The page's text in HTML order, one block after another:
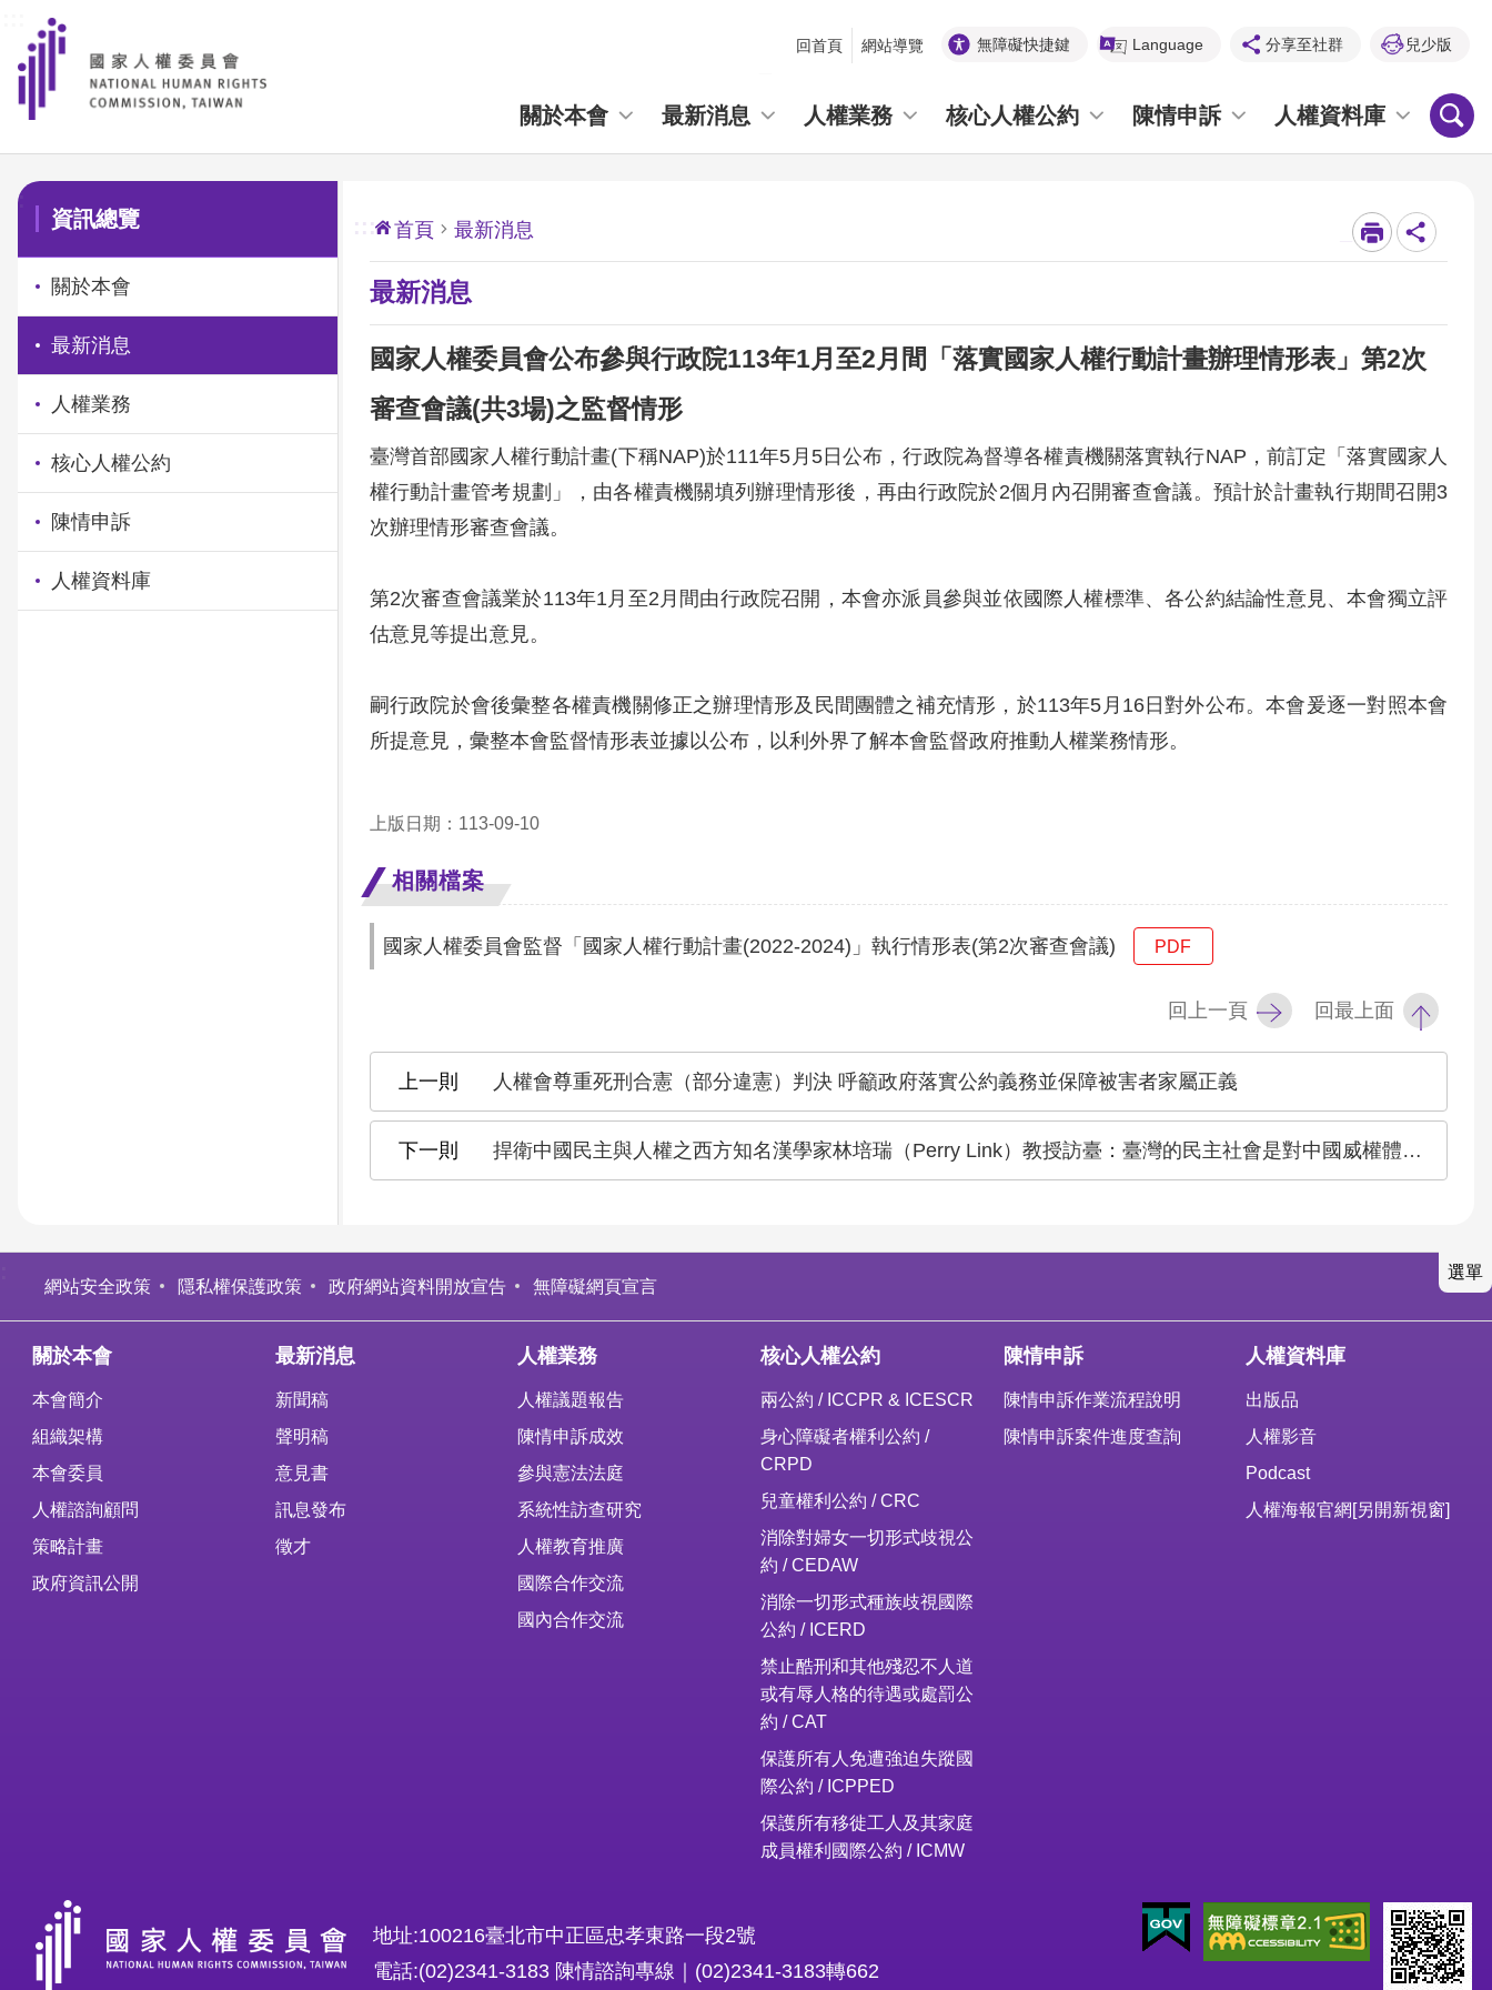
前往主要內容區塊
回首頁 網站導覽 無障礙快捷鍵 Language 分享至社群 兒少版
關於本會 最新消息 人權業務 核心人權公約 陳情申訴 人權資料庫
:::
資訊總覽
關於本會
最新消息
人權業務
核心人權公約
陳情申訴
人權資料庫
::: 首頁 最新消息
最新消息
國家人權委員會公布參與行政院113年1月至2月間「落實國家人權行動計畫辦理情形表」第2次
審查會議(共3場)之監督情形
臺灣首部國家人權行動計畫(下稱NAP)於111年5月5日公布，行政院為督導各權責機關落實執行NAP，前訂定「落實國家人
權行動計畫管考規劃」，由各權責機關填列辦理情形後，再由行政院於2個月內召開審查會議。預計於計畫執行期間召開3
次辦理情形審查會議。
第2次審查會議業於113年1月至2月間由行政院召開，本會亦派員參與並依國際人權標準、各公約結論性意見、本會獨立評
估意見等提出意見。
嗣行政院於會後彙整各權責機關修正之辦理情形及民間團體之補充情形，於113年5月16日對外公布。本會爰逐一對照本會
所提意見，彙整本會監督情形表並據以公布，以利外界了解本會監督政府推動人權業務情形。
上版日期：113-09-10
相關檔案
國家人權委員會監督「國家人權行動計畫(2022-2024)」執行情形表(第2次審查會議) PDF
回上一頁 回最上面
人權會尊重死刑合憲（部分違憲）判決 呼籲政府落實公約義務並保障被害者家屬正義
捍衛中國民主與人權之西方知名漢學家林培瑞（Perry Link）教授訪臺：臺灣的民主社會是對中國威權體制重要抵抗
選單
網站安全政策 隱私權保護政策 政府網站資料開放宣告 無障礙網頁宣言
關於本會
本會簡介
組織架構
本會委員
人權諮詢顧問
策略計畫
政府資訊公開
最新消息
新聞稿
聲明稿
意見書
訊息發布
徵才
人權業務
人權議題報告
陳情申訴成效
參與憲法法庭
系統性訪查研究
人權教育推廣
國際合作交流
國內合作交流
核心人權公約
兩公約 / ICCPR & ICESCR
身心障礙者權利公約 /
CRPD
兒童權利公約 / CRC
消除對婦女一切形式歧視公
約 / CEDAW
消除一切形式種族歧視國際
公約 / ICERD
禁止酷刑和其他殘忍不人道
或有辱人格的待遇或處罰公
約 / CAT
保護所有人免遭強迫失蹤國
際公約 / ICPPED
保護所有移徙工人及其家庭
成員權利國際公約 / ICMW
陳情申訴
陳情申訴作業流程說明
陳情申訴案件進度查詢
人權資料庫
出版品
人權影音
Podcast
人權海報官網[另開新視窗]
地址:100216臺北市中正區忠孝東路一段2號
電話:(02)2341-3183 陳情諮詢專線｜(02)2341-3183轉662